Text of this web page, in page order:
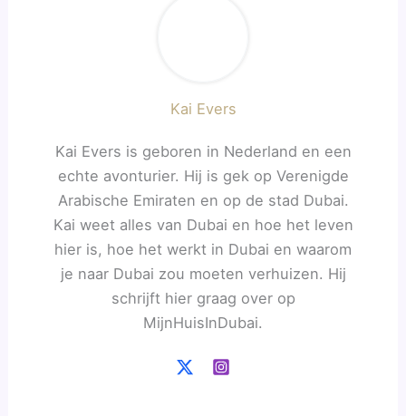
Kai Evers
Kai Evers is geboren in Nederland en een
echte avonturier. Hij is gek op Verenigde
Arabische Emiraten en op de stad Dubai.
Kai weet alles van Dubai en hoe het leven
hier is, hoe het werkt in Dubai en waarom
je naar Dubai zou moeten verhuizen. Hij
schrijft hier graag over op
MijnHuisInDubai.